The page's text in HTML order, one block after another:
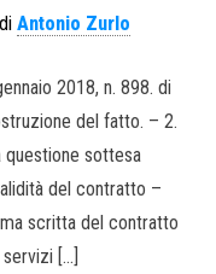
di Antonio Zurlo
2018, n. 898. di
del fatto. – 2.
questione sottesa
del contratto –
scritta del contratto
[…]